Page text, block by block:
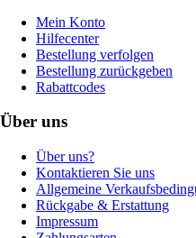
Mein Konto
Hilfecenter
Bestellung verfolgen
Bestellung zurückgeben
Rabattcodes
Über uns
Über uns?
Kontaktieren Sie uns
Allgemeine
Rückgabe & Erstattung
Impressum